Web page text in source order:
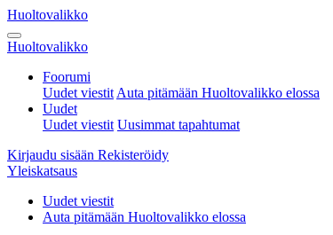
Huoltovalikko
Huoltovalikko
Foorumi
Uudet viestit Auta pitämään Huoltovalikko elossa
Uudet
Uudet viestit Uusimmat tapahtumat
Kirjaudu sisään Rekisteröidy
Yleiskatsaus
Uudet viestit
Auta pitämään Huoltovalikko elossa